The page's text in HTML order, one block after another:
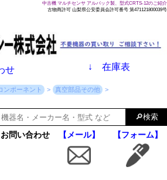
中古機 マルチセンサ アルバック製、型式CRTS-12のご紹介
古物商許可 山梨県公安委員会許可番号 第471121800039号
せ ↓ 在庫表
ンポーネント
真空部品その他
お問い合わせ 【メール】 【フォーム】